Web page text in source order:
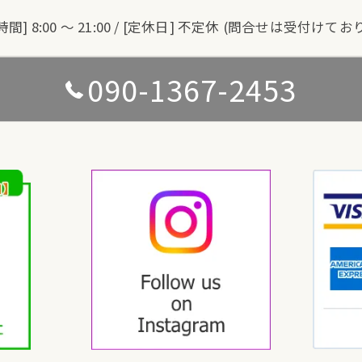
間] 8:00 〜 21:00 / [定休日] 不定休 (問合せは受付けてお
090-1367-2453